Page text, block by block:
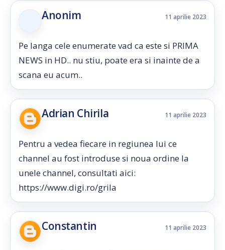
Anonim 11 aprilie 2023
Pe langa cele enumerate vad ca este si PRIMA
NEWS in HD.. nu stiu, poate era si inainte de a
scana eu acum..
Adrian Chirila 11 aprilie 2023
Pentru a vedea fiecare in regiunea lui ce
channel au fost introduse si noua ordine la
unele channel, consultati aici:
https://www.digi.ro/grila
Constantin 11 aprilie 2023